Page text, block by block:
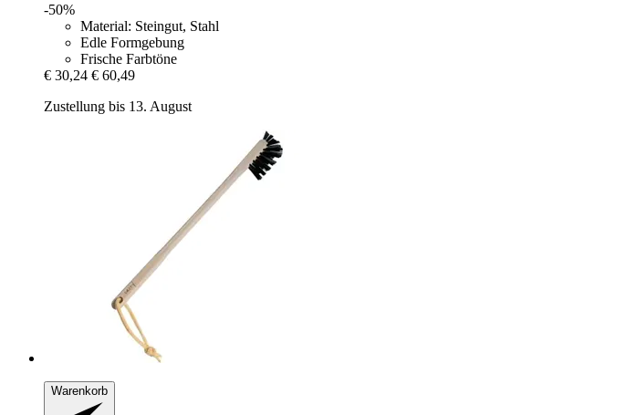
-50%
Material: Steingut, Stahl
Edle Formgebung
Frische Farbtöne
€ 30,24 € 60,49
Zustellung bis 13. August
Warenkorb